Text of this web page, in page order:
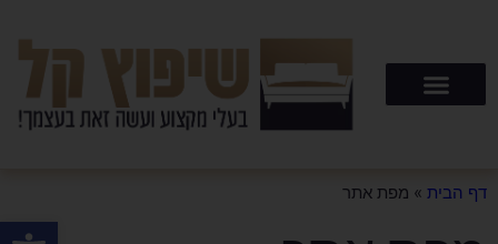
פתח
דף הבית » מפת אתר